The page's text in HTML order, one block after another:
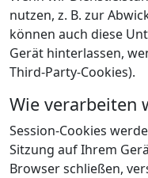
nutzen, z. B. zur
können auch diese
Gerät hinterlassen,
Third-Party-Cookies).
Wie verarbeiten
Session-Cookies
Sitzung auf Ihrem
Browser schließen,